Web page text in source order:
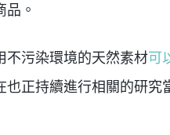
品。
不污染環境的天然素材可
也正持續進行相關的研究